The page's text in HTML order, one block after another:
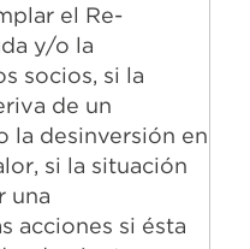
el Re-
y/o la
socios, si la
de un
la desinversión en
si la situación
una
acciones si ésta